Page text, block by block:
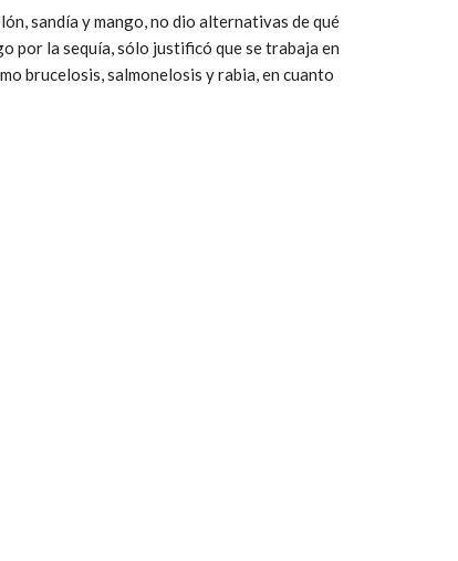
sandía y mango, no dio alternativas de qué
por la sequía, sólo justificó que se trabaja en
brucelosis, salmonelosis y rabia, en cuanto